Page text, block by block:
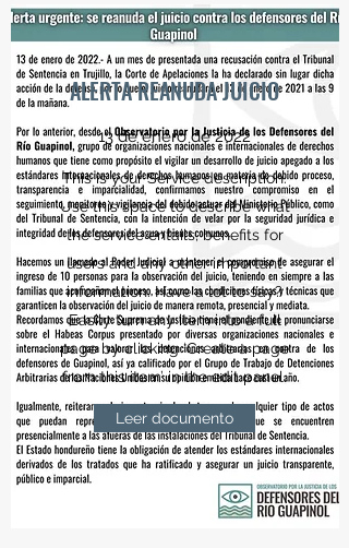
ALERTA REANUDA JUICIO
Leer documento
13 de enero de 2022
This is your Service description.
Use this space to describe what
the service entails, benefits for
users and any other important
information. Have a lot to say?
Easily turn any item into a full
page by clicking ‘Create a page
from this item’ in the edit panel.